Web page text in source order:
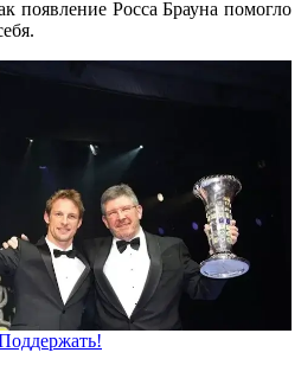
появление Росса Брауна помогло